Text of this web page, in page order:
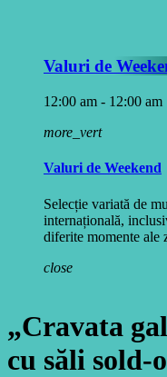
Valuri de
12:00 am - 12:00 am
more_vert
Valuri de Weekend
Selecție variată de
internațională,
diferite momente ale
close
„Cravata
cu săli